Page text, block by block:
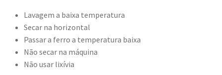
Lavagem a baixa temperatura
Secar na horizontal
Passar a ferro a temperatura baixa
Não secar na máquina
Não usar lixívia